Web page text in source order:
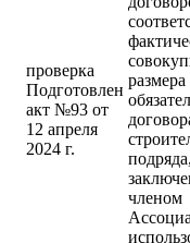
проверка
Подготовлен
акт №93 от
12 апреля
2024 г.
размера
членом